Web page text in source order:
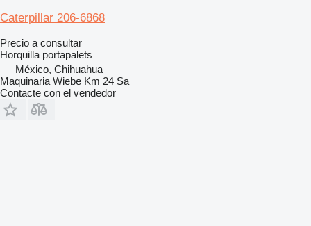
Caterpillar 206-6868
Precio a consultar
Horquilla portapalets
México, Chihuahua
Maquinaria Wiebe Km 24 Sa
Contacte con el vendedor